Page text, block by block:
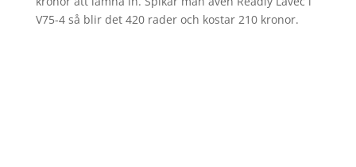
V75-4 så blir det 420 rader och kostar 210 kronor.